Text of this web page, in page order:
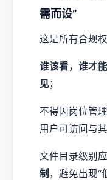
需而设”
这是所有合规
谁该看，谁才
见；
不得因岗位管
用户可访问与
文件目录级别
制 ，避免出现“